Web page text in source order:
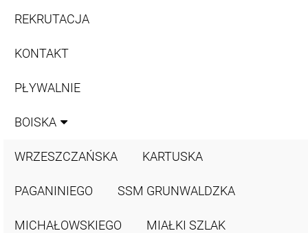
REKRUTACJA
KONTAKT
PŁYWALNIE
BOISKA
WRZESZCZAŃSKA KARTUSKA
PAGANINIEGO SSM GRUNWALDZKA
MICHAŁOWSKIEGO MIAŁKI SZLAK